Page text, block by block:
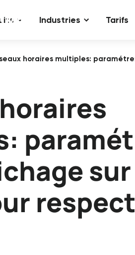
Industries Tarifs
horaires multiples: